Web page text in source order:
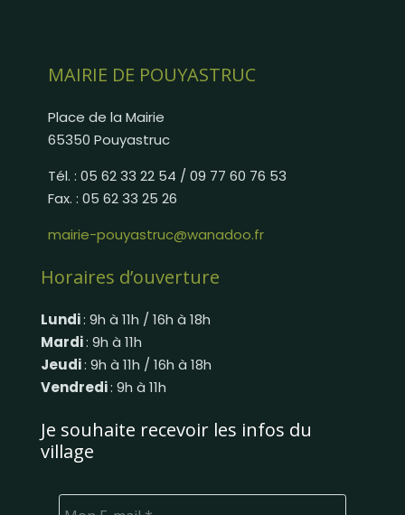
MAIRIE DE POUYASTRUC
Place de la Mairie
65350 Pouyastruc
Tél. : 05 62 33 22 54 / 09 77 60 76 53
Fax. : 05 62 33 25 26
mairie-pouyastruc@wanadoo.fr
Horaires d’ouverture
Lundi: 9h à 11h / 16h à 18h
Mardi: 9h à 11h
Jeudi: 9h à 11h / 16h à 18h
Vendredi: 9h à 11h
Je souhaite recevoir les infos du
village